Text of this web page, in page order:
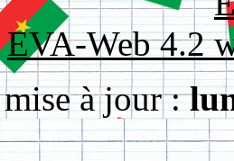
EVA-Web 4.2
à jour :